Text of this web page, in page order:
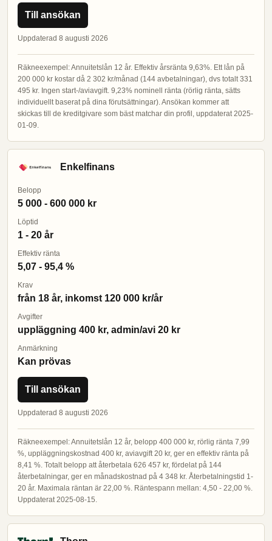
Till ansökan
Uppdaterad 8 augusti 2026
Räkneexempel: Annuitetslån 12 år. Effektiv årsränta 9,63%. Ett lån på
200 000 kr kostar då 2 302 kr/månad (144 avbetalningar), dvs totalt 331
495 kr. Ingen start-/aviavgift. 9,23% nominell ränta (rörlig ränta, sätts
individuellt baserat på dina förutsättningar). Ansökan kommer att
skickas till de kreditgivare som bäst matchar din profil, uppdaterat 2025-
01-09.
Enkelfinans
Belopp
5 000 - 600 000 kr
Löptid
1 - 20 år
Effektiv ränta
5,07 - 95,4 %
Krav
från 18 år, inkomst 120 000 kr/år
Avgifter
uppläggning 400 kr, admin/avi 20 kr
Anmärkning
Kan prövas
Till ansökan
Uppdaterad 8 augusti 2026
Räkneexempel: Annuitetslån 12 år, belopp 400 000 kr, rörlig ränta 7,99
%, uppläggningskostnad 400 kr, aviavgift 20 kr, ger en effektiv ränta på
8,41 %. Totalt belopp att återbetala 626 457 kr, fördelat på 144
återbetalningar, ger en månadskostnad på 4 348 kr. Återbetalningstid 1-
20 år. Maximala räntan är 22,00 %. Räntespann mellan: 4,50 - 22,00 %.
Uppdaterat 2025-08-15.